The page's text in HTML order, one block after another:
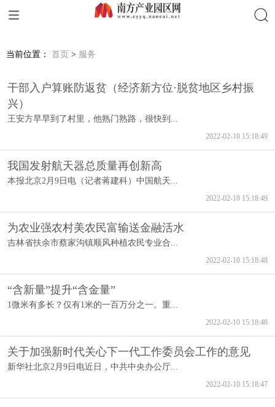
当前位置： 首页 > 服务
干部入户算账防返贫（经济新方位·脱贫地区乡村振
兴）
王安方早早到了村里，他熟门熟路，很快到...
2022-02-10 15:18:49
我国发射航天器总质量再创新高
本报北京2月9日电（记者蒋建科）中国航天...
2022-02-10 15:18:49
为农业强农村美农民富输送金融活水
吉林省扶余市蔡家沟镇顺风种植农民专业合...
2022-02-10 15:18:48
“含新量”提升“含金量”
1微米有多长？仅有1米的一百万分之一。重...
2022-02-10 15:18:48
关于加强新时代关心下一代工作委员会工作的意见
新华社北京2月9日电近日，中共中央办公厅...
2022-02-10 15:18:47